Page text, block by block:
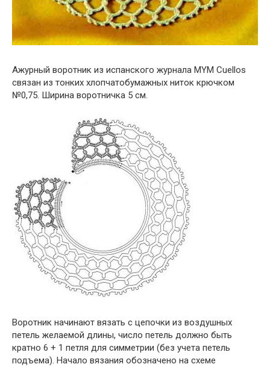
Ажурный воротник из испанского журнала MYM Cuellos
связан из тонких хлопчатобумажных ниток крючком
№0,75. Ширина воротничка 5 см.
Воротник начинают вязать с цепочки из воздушных
петель желаемой длины, число петель должно быть
кратно 6 + 1 петля для симметрии (без учета петель
подъема). Начало вязания обозначено на схеме